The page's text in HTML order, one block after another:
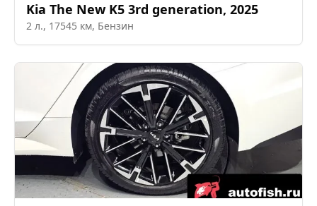
Kia The New K5 3rd generation, 2025
2 л., 17545 км, Бензин